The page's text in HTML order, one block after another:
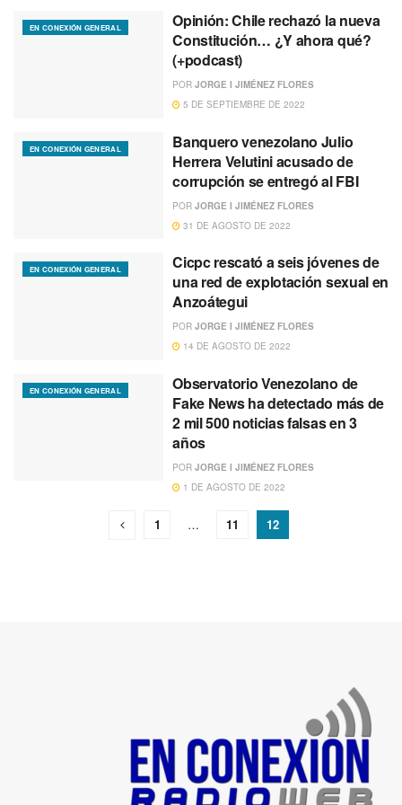
EN CONEXIÓN GENERAL
Opinión: Chile rechazó la nueva
Constitución… ¿Y ahora qué?
(+podcast)
POR JORGE I JIMÉNEZ FLORES
5 DE SEPTIEMBRE DE 2022
EN CONEXIÓN GENERAL
Banquero venezolano Julio
Herrera Velutini acusado de
corrupción se entregó al FBI
POR JORGE I JIMÉNEZ FLORES
31 DE AGOSTO DE 2022
EN CONEXIÓN GENERAL
Cicpc rescató a seis jóvenes de
una red de explotación sexual en
Anzoátegui
POR JORGE I JIMÉNEZ FLORES
14 DE AGOSTO DE 2022
EN CONEXIÓN GENERAL
Observatorio Venezolano de
Fake News ha detectado más de
2 mil 500 noticias falsas en 3
años
POR JORGE I JIMÉNEZ FLORES
1 DE AGOSTO DE 2022
1 … 11 12